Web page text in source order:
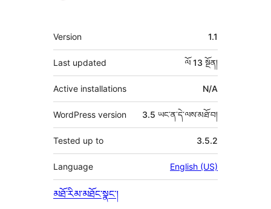
མཁན།
ཟུར་
བརྗོད།
Version 1.1
Last updated ལོ 13 སྔོན།
Active installations N/A
WordPress version 3.5 ཡང་ན་དེ་ལས་མཐོ་བ།
Tested up to 3.5.2
Language English (US)
མཐོ་རིམ་མཐོང་སྣང་།